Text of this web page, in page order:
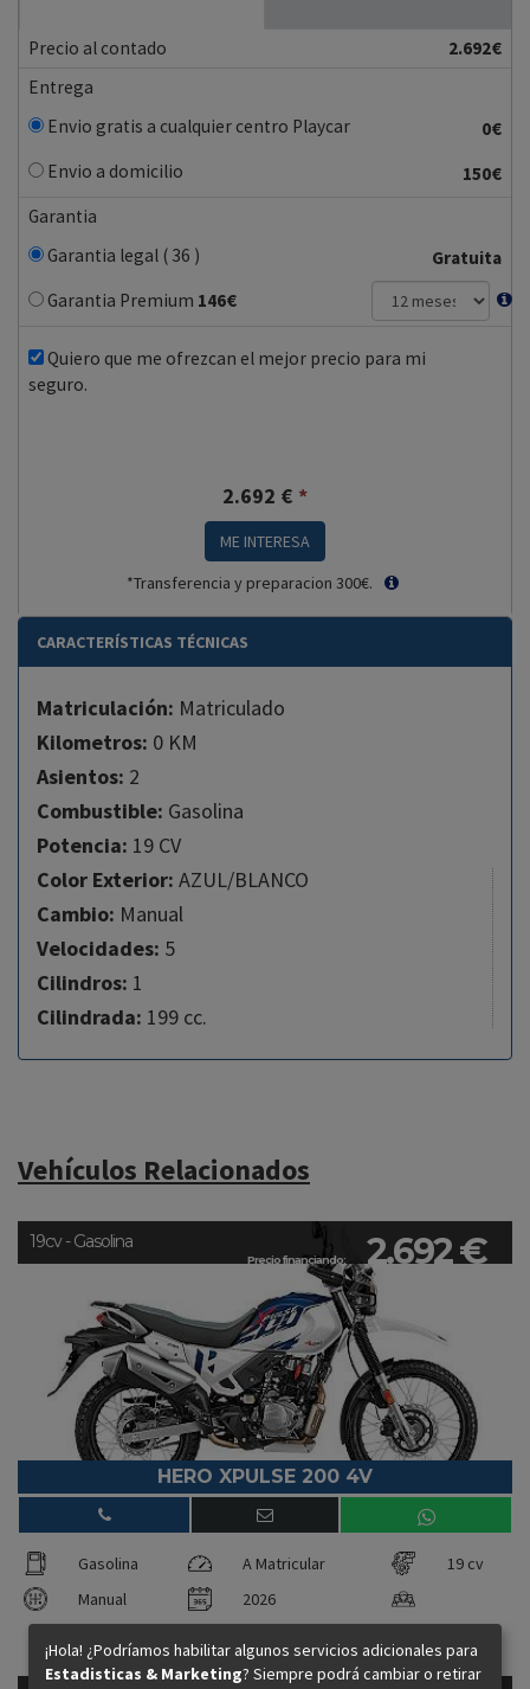
Precio al contado
2.692€
Entrega
Envio gratis a cualquier centro Playcar
0€
Envio a domicilio
150€
Garantia
Garantia legal ( 36 )
Gratuita
Garantia Premium 146€
Quiero que me ofrezcan el mejor precio para mi
seguro.
2.692 € *
ME INTERESA
*Transferencia y preparacion 300€.
CARACTERÍSTICAS TÉCNICAS
Matriculación: Matriculado
Kilometros: 0 KM
Asientos: 2
Combustible: Gasolina
Potencia: 19 CV
Color Exterior: AZUL/BLANCO
Cambio: Manual
Velocidades: 5
Cilindros: 1
Cilindrada: 199 cc.
Vehículos Relacionados
Precio financiando: 2.692 €
19cv - Gasolina
HERO XPULSE 200 4V
Gasolina A Matricular
19 cv
Manual
2026
¡Hola! ¿Podríamos habilitar algunos servicios adicionales para
Estadisticas & Marketing? Siempre podrá cambiar o retirar